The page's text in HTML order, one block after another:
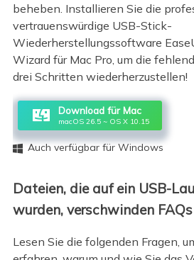
beheben. Installieren Sie die
vertrauenswürdige USB-Stick-
Wiederherstellungssoftware
Wizard für Mac Pro, um die
drei Schritten wiederherzustellen!
Download für Mac
macOS 26.5 ~ OS X 10.15
 Auch verfügbar für Windows
Dateien, die auf ein USB-
wurden, verschwinden FAQs
Lesen Sie die folgenden Fragen,